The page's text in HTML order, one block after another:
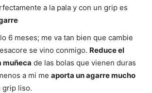
a la pala y con un grip es
6 meses; me va tan bien que cambie
se vino conmigo. Reduce el
muñeca de las bolas que vienen duras
a mi me aporta un agarre mucho
grip liso.